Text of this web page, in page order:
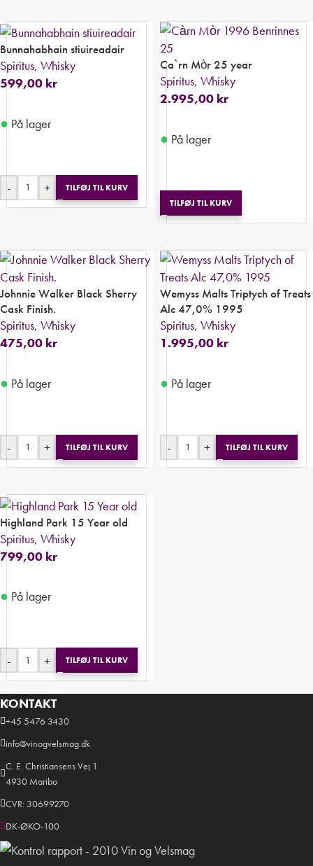
Bunnahabhain stiuireadair
Spiritus, Whisky
599,00 kr
● På lager
- + TILFØJ TIL KURV
Ca`rn Mòr 25 year
Spiritus, Whisky
2.995,00 kr
● På lager
TILFØJ TIL KURV
Johnnie Walker Black Sherry
Cask Finish.
Spiritus, Whisky
475,00 kr
● På lager
- + TILFØJ TIL KURV
Wemyss Malts Triptych of Treats
Alc 47,0% 1995
Spiritus, Whisky
1.995,00 kr
● På lager
- + TILFØJ TIL KURV
Highland Park 15 Year old
Spiritus, Whisky
799,00 kr
● På lager
- + TILFØJ TIL KURV
KONTAKT
+45 5476 3430
info@vinogvelsmag.dk
C. E. Christiansens Vej 1
4930 Maribo
CVR: 30699270
DK-ØKO-100